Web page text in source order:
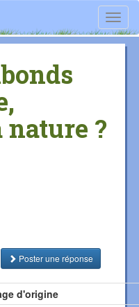
?
Poster une réponse
d'origine